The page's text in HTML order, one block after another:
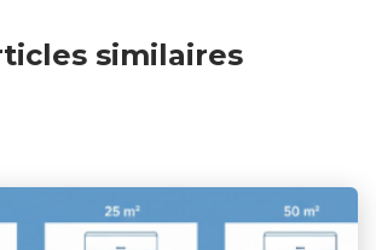
similaires